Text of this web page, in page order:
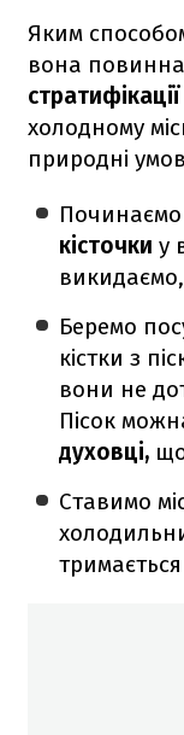
Яким
вона
стратифікації
холодному
природні
кісточкиу
Беремо
кістки з
вони не
Пісок
духовці,
Ставимо
тримається